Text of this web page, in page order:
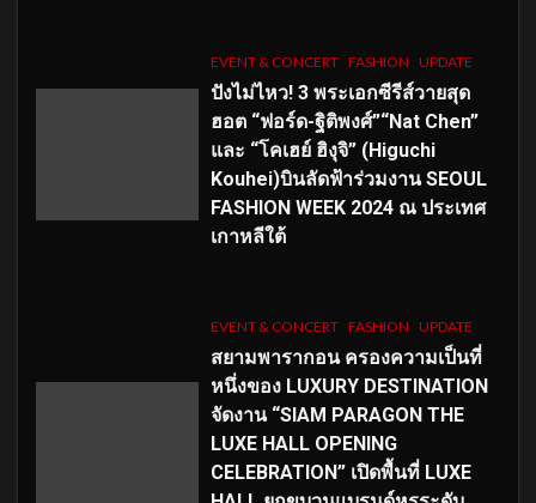
EVENT & CONCERT FASHION UPDATE
ปังไม่ไหว! 3 พระเอกซีรีส์วายสุด
ฮอต “ฟอร์ด-ฐิติพงศ์”“Nat Chen”
และ “โคเฮย์ ฮิงุจิ” (Higuchi
Kouhei)บินลัดฟ้าร่วมงาน SEOUL
FASHION WEEK 2024 ณ ประเทศ
เกาหลีใต้
EVENT & CONCERT FASHION UPDATE
สยามพารากอน ครองความเป็นที่
หนึ่งของ LUXURY DESTINATION
จัดงาน “SIAM PARAGON THE
LUXE HALL OPENING
CELEBRATION” เปิดพื้นที่ LUXE